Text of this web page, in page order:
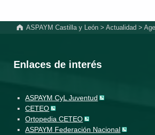
ASPAYM Castilla y León >Actualidad >
Enlaces de interés
ASPAYM CyL Juventud
CETEO
Ortopedia CETEO
ASPAYM Federación Nacional